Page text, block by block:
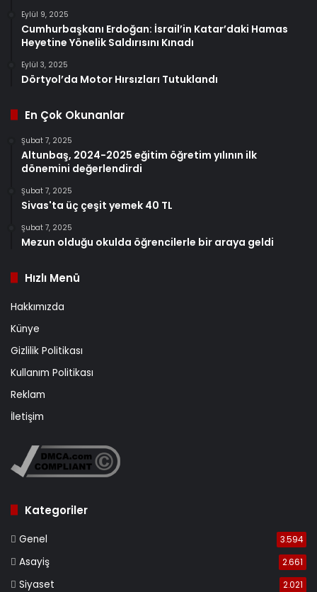
Eylül 9, 2025
Cumhurbaşkanı Erdoğan: İsrail’in Katar’daki Hamas
Heyetine Yönelik Saldırısını Kınadı
Eylül 3, 2025
Dörtyol’da Motor Hırsızları Tutuklandı
En Çok Okunanlar
Şubat 7, 2025
Altunbaş, 2024-2025 eğitim öğretim yılının ilk
dönemini değerlendirdi
Şubat 7, 2025
Sivas'ta üç çeşit yemek 40 TL
Şubat 7, 2025
Mezun olduğu okulda öğrencilerle bir araya geldi
Hızlı Menü
Hakkımızda
Künye
Gizlilik Politikası
Kullanım Politikası
Reklam
İletişim
Kategoriler
Genel 3.594
Asayiş 2.661
Siyaset 2.021